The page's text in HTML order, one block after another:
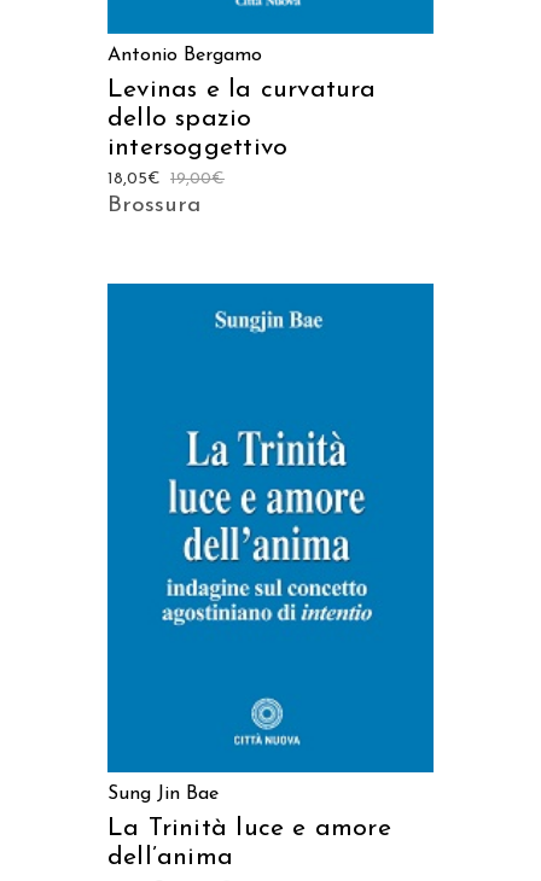
Antonio Bergamo
Levinas e la curvatura
dello spazio
intersoggettivo
19,00€
18,05€
Brossura
AGGIUNGI AL CARRELLO
Sung Jin Bae
La Trinità luce e amore
dell’anima